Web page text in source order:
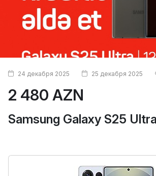
2 480 AZN
Samsung Galaxy S25
24 декабря 2025 25 декабря 2025